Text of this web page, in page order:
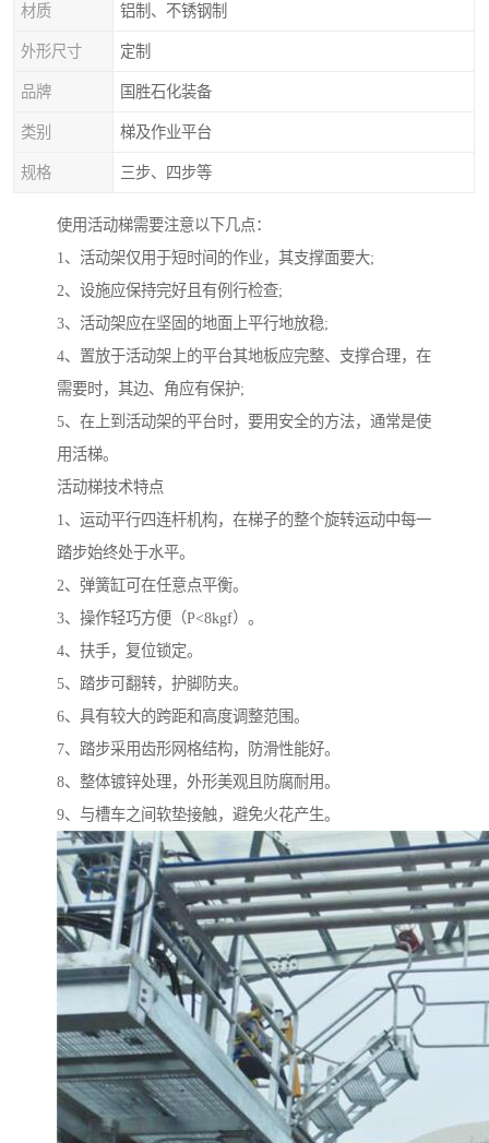
材质 铝制、不锈钢制
外形尺寸 定制
品牌 国胜石化装备
类别 梯及作业平台
规格 三步、四步等
使用活动梯需要注意以下几点：
1、活动架仅用于短时间的作业，其支撑面要大;
2、设施应保持完好且有例行检查;
3、活动架应在坚固的地面上平行地放稳;
4、置放于活动架上的平台其地板应完整、支撑合理，在
需要时，其边、角应有保护;
5、在上到活动架的平台时，要用安全的方法，通常是使
用活梯。
活动梯技术特点
1、运动平行四连杆机构，在梯子的整个旋转运动中每一
踏步始终处于水平。
2、弹簧缸可在任意点平衡。
3、操作轻巧方便（P<8kgf）。
4、扶手，复位锁定。
5、踏步可翻转，护脚防夹。
6、具有较大的跨距和高度调整范围。
7、踏步采用齿形网格结构，防滑性能好。
8、整体镀锌处理，外形美观且防腐耐用。
9、与槽车之间软垫接触，避免火花产生。